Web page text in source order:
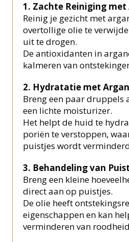
1. Zachte Reiniging
Reinig je gezicht met
overtollige olie te
uit te drogen.
De antioxidanten in
kalmeren van
2. Hydratatie met
Breng een paar druppels
een lichte moisturizer.
Het helpt de huid te
poriën te verstoppen,
puistjes wordt
3. Behandeling van
Breng een kleine
direct aan op puistjes.
De olie heeft
eigenschappen en kan
verminderen van